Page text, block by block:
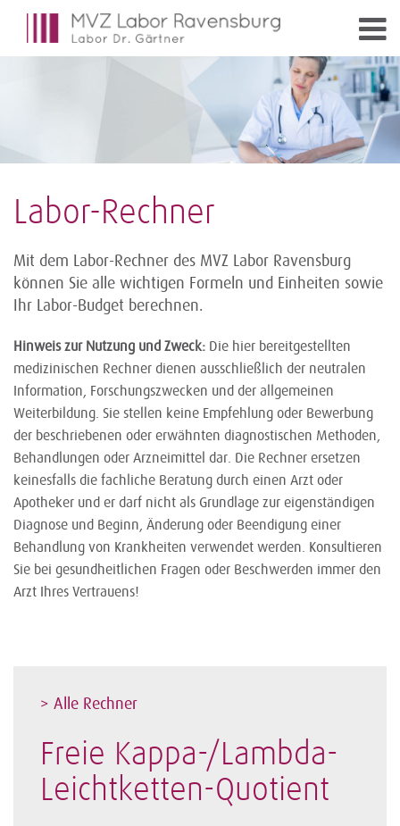
Labor-Rechner
Mit dem Labor-Rechner des MVZ Labor Ravensburg
können Sie alle wichtigen Formeln und Einheiten sowie
Ihr Labor-Budget berechnen.
Hinweis zur Nutzung und Zweck: Die hier bereitgestellten
medizinischen Rechner dienen ausschließlich der neutralen
Information, Forschungszwecken und der allgemeinen
Weiterbildung. Sie stellen keine Empfehlung oder Bewerbung
der beschriebenen oder erwähnten diagnostischen Methoden,
Behandlungen oder Arzneimittel dar. Die Rechner ersetzen
keinesfalls die fachliche Beratung durch einen Arzt oder
Apotheker und er darf nicht als Grundlage zur eigenständigen
Diagnose und Beginn, Änderung oder Beendigung einer
Behandlung von Krankheiten verwendet werden. Konsultieren
Sie bei gesundheitlichen Fragen oder Beschwerden immer den
Arzt Ihres Vertrauens!
> Alle Rechner
Freie Kappa-/Lambda-
Leichtketten-Quotient